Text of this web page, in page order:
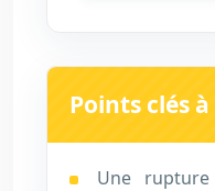
Points clés
Une rupture